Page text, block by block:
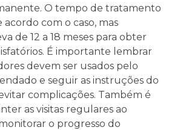
O tempo de tratamento
acordo com o caso, mas
de 12 a 18 meses para obter
É importante lembrar
devem ser usados pelo
e seguir as instruções do
complicações. Também é
as visitas regulares ao
o progresso do